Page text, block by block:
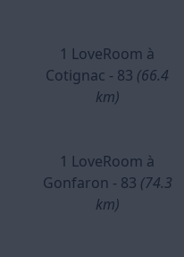
1 LoveRoom à
Cotignac - 83 (66.4
km)
1 LoveRoom à
Gonfaron - 83 (74.3
km)